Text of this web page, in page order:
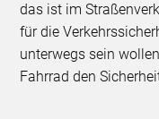
das ist im
für die
unterwegs sein
Fahrrad den